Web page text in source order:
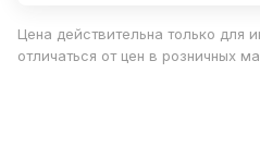
Цена действительна только для
отличаться от цен в розничных